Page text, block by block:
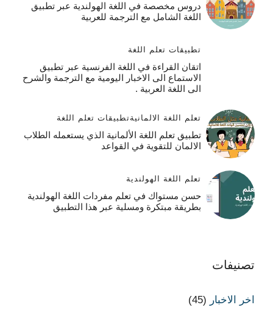
دروس مخصصة في اللغة الهولندية عبر تطبيق
اللغة الشامل مع الترجمة للعربية
تطبيقات تعلم اللغة
اتقان القراءة في اللغة الفرنسية عبر تطبيق
الاستماع الى الاخبار اليومية مع الترجمة والشرح
الى اللغة العربية .
تعلم اللغة الالمانيةتطبيقات تعلم اللغة
تطبيق تعلم اللغة الألمانية الذي يستعمله الطلاب
الالمان للتقوية في القواعد
تعلم اللغة الهولندية
حسن مستواك في تعلم مفردات اللغة الهولندية
بطريقة مبتكرة ومسلية عبر هذا التطبيق
تصنيفات
اخر الاخبار (45)